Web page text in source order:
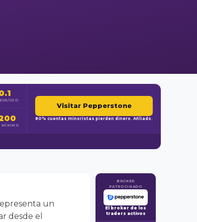
USD
MÍNIMO
Visitar Pepperstone
80% cuentas minoristas pierden dinero. Afiliado.
un
desde el
BROKER
PATROCINADO
El broker de los
traders activos